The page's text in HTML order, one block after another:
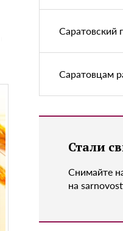
Саратовский
Саратовцам
Стали
Снимайте
на